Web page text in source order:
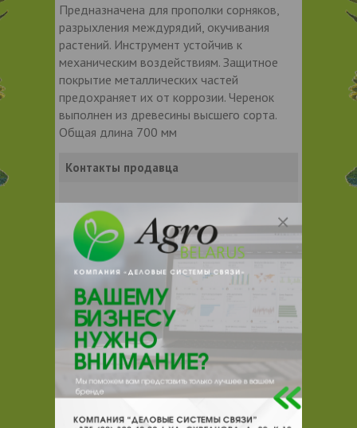
Предназначена для прополки сорняков,
разрыхления междурядий, окучивания
растений. Инструмент устойчив к
механическим воздействиям. Защитное
покрытие металлических частей
предохраняет их от коррозии. Черенок
выполнен из древесины высшего сорта.
Общая длина 700 мм
Контакты продавца
Оставьте электронный заказ с помощью
кнопки "Заказать" и мы подберем для
Вас подходящую компанию
поставщика.